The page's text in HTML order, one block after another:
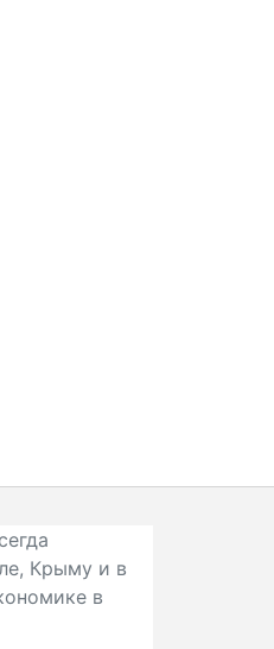
Крыму и в
в